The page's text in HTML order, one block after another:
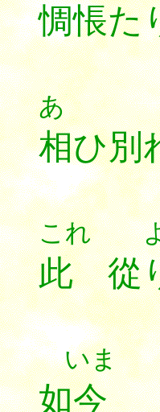
惆悵
あ
相ひ別
これ
此 從
い
如今